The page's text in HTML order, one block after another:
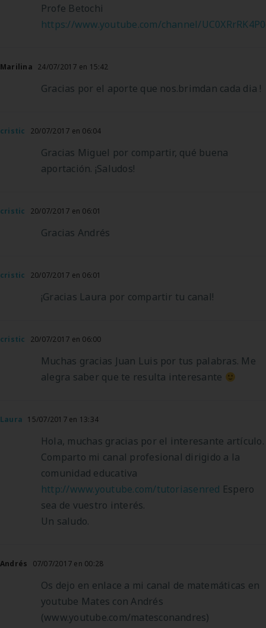
Profe Betochi
https://www.youtube.com/channel/
Marilina 24/07/2017 en 15:42
Gracias por el aporte que nos.brimdan cada dia !
cristic 20/07/2017 en 06:04
Gracias Miguel por compartir, qué buena
aportación. ¡Saludos!
cristic 20/07/2017 en 06:01
Gracias Andrés
cristic 20/07/2017 en 06:01
¡Gracias Laura por compartir tu canal!
cristic 20/07/2017 en 06:00
Muchas gracias Juan Luis por tus palabras. Me
alegra saber que te resulta interesante
Laura 15/07/2017 en 13:34
Hola, muchas gracias por el interesante artículo.
Comparto mi canal profesional dirigido a la
comunidad educativa
http://www.youtube.com/tutoriasenred Espero
sea de vuestro interés.
Un saludo.
Andrés 07/07/2017 en 00:28
Os dejo en enlace a mi canal de matemáticas en
youtube Mates con Andrés
(www.youtube.com/matesconandres)